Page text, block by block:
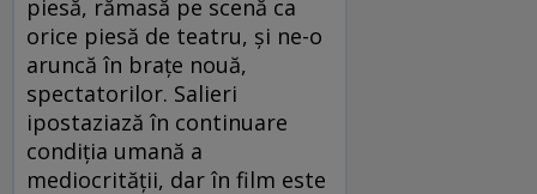
piesă, rămasă pe scenă ca
orice piesă de teatru, și ne-o
aruncă în brațe nouă,
spectatorilor. Salieri
ipostaziază în continuare
condiția umană a
mediocrității, dar în film este